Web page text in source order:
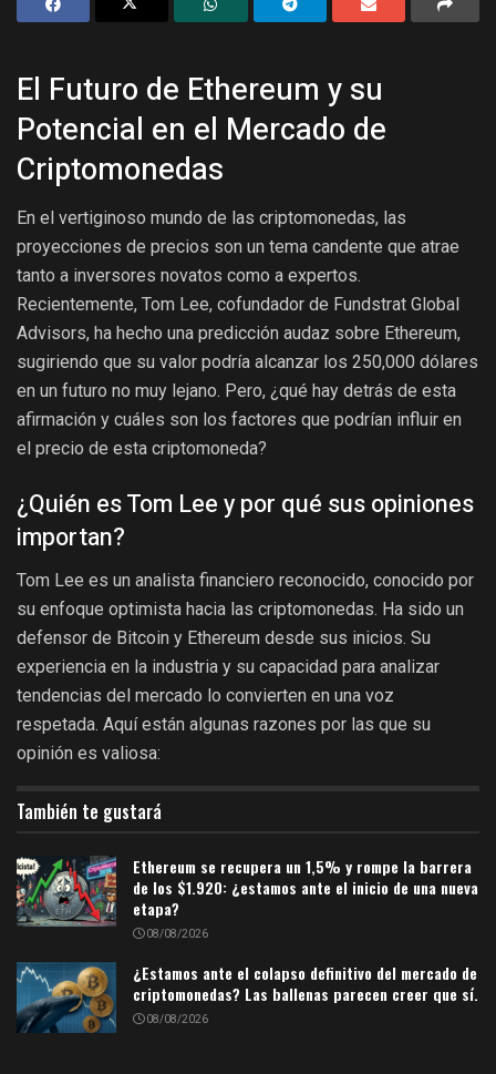
El Futuro de Ethereum y su
Potencial en el Mercado de
Criptomonedas
En el vertiginoso mundo de las criptomonedas, las
proyecciones de precios son un tema candente que atrae
tanto a inversores novatos como a expertos.
Recientemente, Tom Lee, cofundador de Fundstrat Global
Advisors, ha hecho una predicción audaz sobre Ethereum,
sugiriendo que su valor podría alcanzar los 250,000 dólares
en un futuro no muy lejano. Pero, ¿qué hay detrás de esta
afirmación y cuáles son los factores que podrían influir en
el precio de esta criptomoneda?
¿Quién es Tom Lee y por qué sus opiniones
importan?
Tom Lee es un analista financiero reconocido, conocido por
su enfoque optimista hacia las criptomonedas. Ha sido un
defensor de Bitcoin y Ethereum desde sus inicios. Su
experiencia en la industria y su capacidad para analizar
tendencias del mercado lo convierten en una voz
respetada. Aquí están algunas razones por las que su
opinión es valiosa:
También te gustará
Ethereum se recupera un 1,5% y rompe la barrera
de los $1.920: ¿estamos ante el inicio de una nueva
etapa?
08/08/2026
¿Estamos ante el colapso definitivo del mercado de
criptomonedas? Las ballenas parecen creer que sí.
08/08/2026